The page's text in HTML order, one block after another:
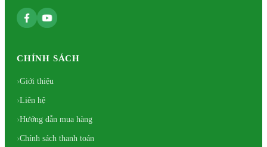
CHÍNH SÁCH
Giới thiệu
Liên hệ
Hướng dẫn mua hàng
Chính sách thanh toán